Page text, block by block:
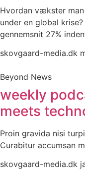
Hvordan vækster
under en global
gennemsnit 27%
skovgaard-media.dk
Beyond News
weekly
meets
Proin gravida nisi
Curabitur accumsan
skovgaard-media.dk